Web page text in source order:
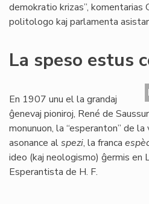
demokratio krizas”, komentarias
politologo kaj parlamenta
La speso estus
En 1907 unu el la grandaj
ĝenevaj pioniroj, René de
monunuon, la “esperanton” de
asonance alspezi, la franca
ideo (kaj neologismo) ĝermis en
Esperantista de H. F.